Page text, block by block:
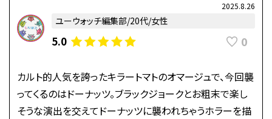
2025.8.26
ユーウォッチ編集部/20代/女性
5.0 0
カルト的人気を誇ったキラートマトのオマージュで、今回襲
ってくるのはドーナッツ。ブラックジョークとお粗末で楽し
そうな演出を交えてドーナッツに襲われちゃうホラーを描